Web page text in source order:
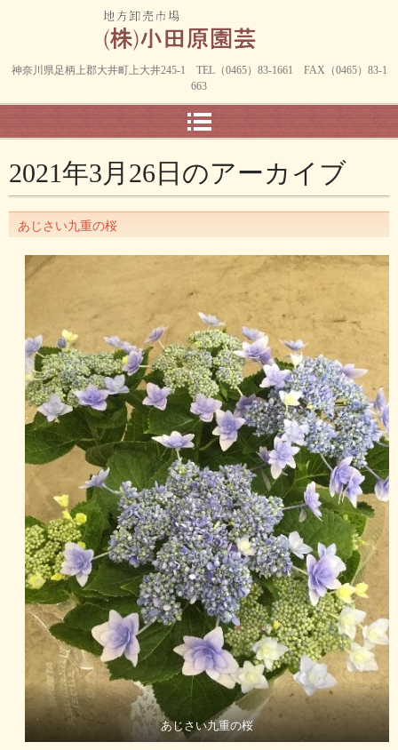
神奈川県足柄上郡大井町上大井245-1 TEL（0465）83-1661 FAX（0465）83-1
663
2021年3月26日 のアーカイブ
あじさい九重の桜
あじさい九重の桜